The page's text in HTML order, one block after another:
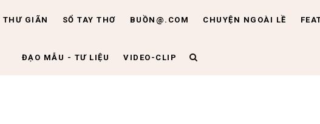
THƯ GIÃN SỔ TAY THƠ BUỒN@.COM CHUYỆN NGOÀI LỀ
ĐẠO MẪU - TƯ LIỆU VIDEO-CLIP